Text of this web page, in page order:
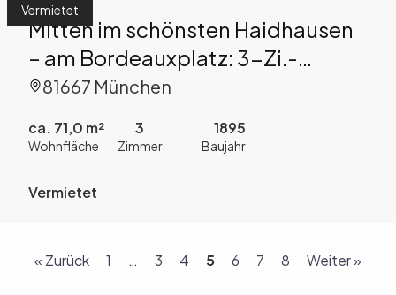
Vermietet
Mitten im schönsten Haidhausen
– am Bordeauxplatz: 3-Zi.-
Altbau-Whg. im 3.OG mit Aufzug
81667 München
ca. 71,0 m²
Wohnfläche
3
Zimmer
1895
Baujahr
Vermietet
« Zurück 1 … 3 4 5 6 7 8 Weiter »